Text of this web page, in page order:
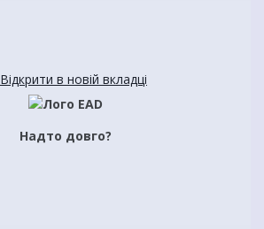
Відкрити в новій вкладці
Надто довго?